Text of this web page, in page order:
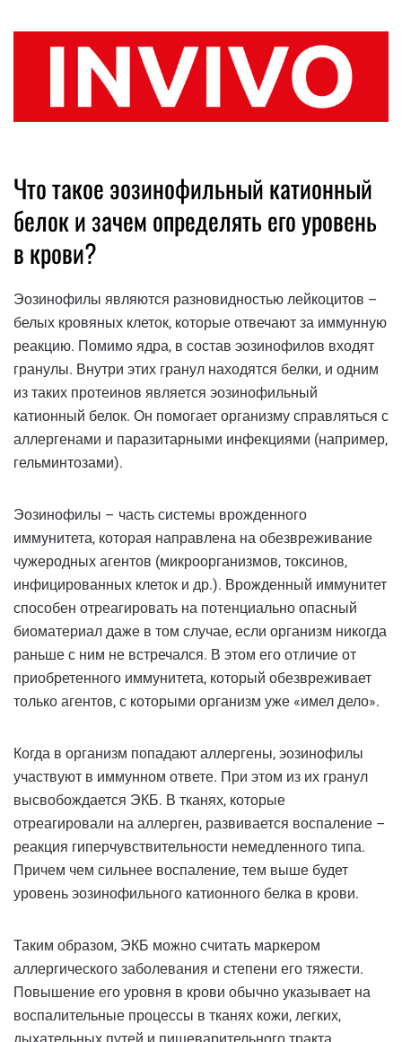
Что такое эозинофильный катионный
белок и зачем определять его уровень
в крови?
Эозинофилы являются разновидностью лейкоцитов –
белых кровяных клеток, которые отвечают за иммунную
реакцию. Помимо ядра, в состав эозинофилов входят
гранулы. Внутри этих гранул находятся белки, и одним
из таких протеинов является эозинофильный
катионный белок. Он помогает организму справляться с
аллергенами и паразитарными инфекциями (например,
гельминтозами).
Эозинофилы – часть системы врожденного
иммунитета, которая направлена на обезвреживание
чужеродных агентов (микроорганизмов, токсинов,
инфицированных клеток и др.). Врожденный иммунитет
способен отреагировать на потенциально опасный
биоматериал даже в том случае, если организм никогда
раньше с ним не встречался. В этом его отличие от
приобретенного иммунитета, который обезвреживает
только агентов, с которыми организм уже «имел дело».
Когда в организм попадают аллергены, эозинофилы
участвуют в иммунном ответе. При этом из их гранул
высвобождается ЭКБ. В тканях, которые
отреагировали на аллерген, развивается воспаление –
реакция гиперчувствительности немедленного типа.
Причем чем сильнее воспаление, тем выше будет
уровень эозинофильного катионного белка в крови.
Таким образом, ЭКБ можно считать маркером
аллергического заболевания и степени его тяжести.
Повышение его уровня в крови обычно указывает на
воспалительные процессы в тканях кожи, легких,